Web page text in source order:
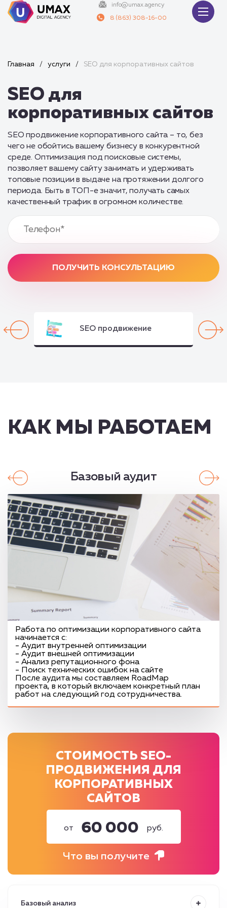
info@umax.agency
8 (863) 308-16-00
Главная / услуги / SEO для корпоративных сайтов
SEO для
корпоративных сайтов
SEO продвижение корпоративного сайта – то, без
чего не обойтись вашему бизнесу в конкурентной
среде. Оптимизация под поисковые системы,
позволяет вашему сайту занимать и удерживать
топовые позиции в выдаче на протяжении долгого
периода. Быть в ТОП-е значит, получать самых
качественный трафик в огромном количестве.
ПОЛУЧИТЬ КОНСУЛЬТАЦИЮ
SEO продвижение
КАК МЫ РАБОТАЕМ
Базовый аудит
Работа по оптимизации корпоративного сайта
начинается с:
- Аудит внутренней оптимизации
- Аудит внешней оптимизации
- Анализ репутационного фона
- Поиск технических ошибок на сайте
После аудита мы составляем RoadMap
проекта, в который включаем конкретный план
работ на следующий год сотрудничества.
СТОИМОСТЬ SEO-
ПРОДВИЖЕНИЯ ДЛЯ
КОРПОРАТИВНЫХ
САЙТОВ
от 60 000 руб.
Что вы получите
Базовый анализ